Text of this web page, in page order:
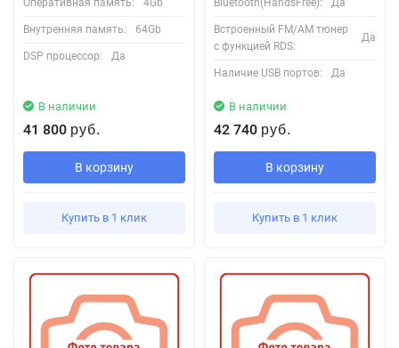
Оперативная память: 4Gb
Внутренняя память: 64Gb
DSP процессор: Да
В наличии
41 800 руб.
В корзину
Купить в 1 клик
Bluetooth(HandsFree): Да
Встроенный FM/AM тюнер
с функцией RDS:
Да
Наличие USB портов: Да
В наличии
42 740 руб.
В корзину
Купить в 1 клик